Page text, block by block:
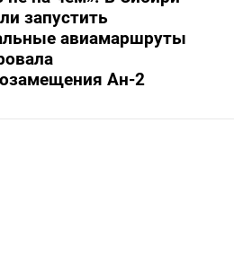
запустить
авиамаршруты
Ан-2